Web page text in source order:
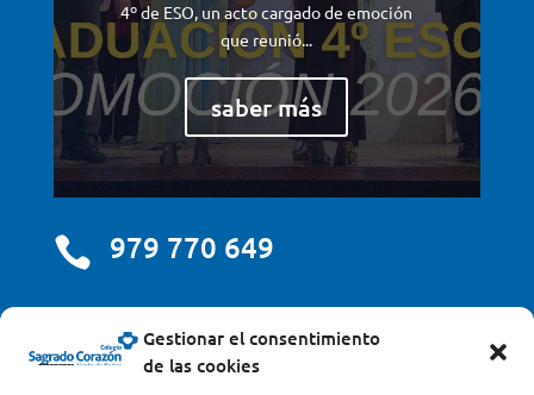
Gestionar el consentimiento
de las cookies
4º de ESO, un acto cargado de emoción
que reunió...
saber más
 979 770 649
centro@scjdehon.com